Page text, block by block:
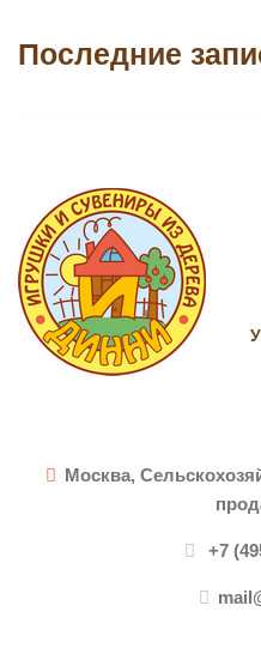
Последние
Москва,
+7